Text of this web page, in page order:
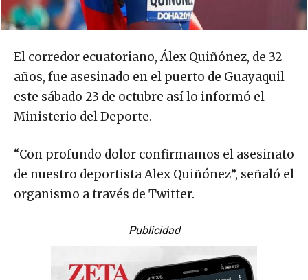
El corredor ecuatoriano, Álex Quiñónez, de 32
años, fue asesinado en el puerto de Guayaquil
este sábado 23 de octubre así lo informó el
Ministerio del Deporte.
“Con profundo dolor confirmamos el asesinato
de nuestro deportista Alex Quiñónez”, señaló el
organismo a través de Twitter.
Publicidad